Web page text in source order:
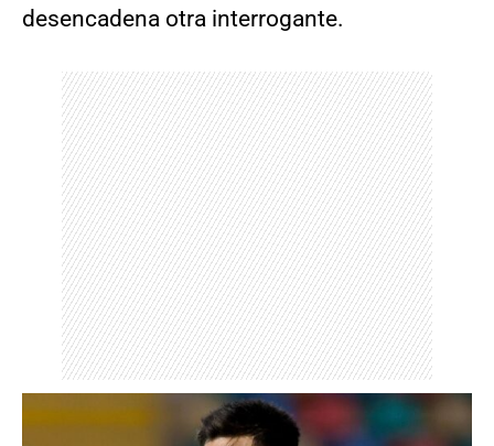
desencadena otra interrogante.